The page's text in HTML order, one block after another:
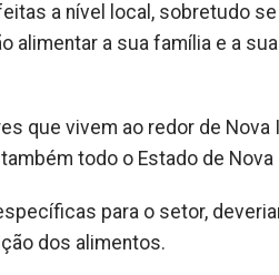
a nível local, sobretudo
a sua família e a
que vivem ao redor de Nova
todo o Estado de Nova
para o setor,
dos alimentos.